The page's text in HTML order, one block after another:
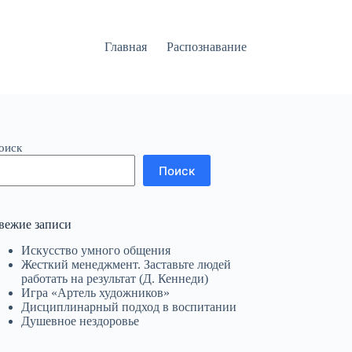
Главная Распознавание
Поиск
записи
Искусство умного общения
Жесткий менеджмент. Заставьте людей
работать на результат (Д. Кеннеди)
Игра «Артель художников»
Дисциплинарный подход в воспитании
Душевное нездоровье